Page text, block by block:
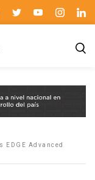
Advanced